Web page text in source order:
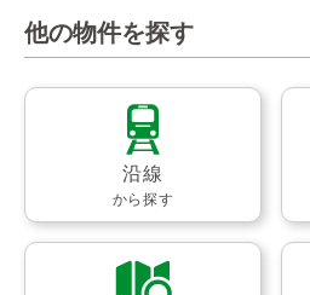
他の物件を探す
沿線
から探す